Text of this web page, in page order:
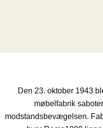
Den 23. oktober 1943
møbelfabrik
modstandsbevægelsen.